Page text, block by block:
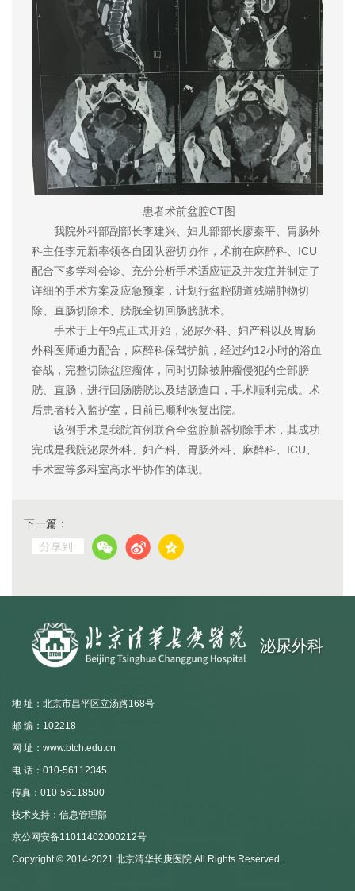
患者术前盆腔CT图
我院外科部副部长李建兴、妇儿部部长廖秦平、胃肠外
科主任李元新率领各自团队密切协作，术前在麻醉科、ICU
配合下多学科会诊、充分分析手术适应证及并发症并制定了
详细的手术方案及应急预案，计划行盆腔阴道残端肿物切
除、直肠切除术、膀胱全切回肠膀胱术。
手术于上午9点正式开始，泌尿外科、妇产科以及胃肠
外科医师通力配合，麻醉科保驾护航，经过约12小时的浴血
奋战，完整切除盆腔瘤体，同时切除被肿瘤侵犯的全部膀
胱、直肠，进行回肠膀胱以及结肠造口，手术顺利完成。术
后患者转入监护室，日前已顺利恢复出院。
该例手术是我院首例联合全盆腔脏器切除手术，其成功
完成是我院泌尿外科、妇产科、胃肠外科、麻醉科、ICU、
手术室等多科室高水平协作的体现。
下一篇：
分享到:
泌尿外科
地 址：北京市昌平区立汤路168号
邮 编：102218
网 址：www.btch.edu.cn
电 话：010-56112345
传真：010-56118500
技术支持：信息管理部
京公网安备11011402000212号
Copyright © 2014-2021 北京清华长庚医院 All Rights Reserved.